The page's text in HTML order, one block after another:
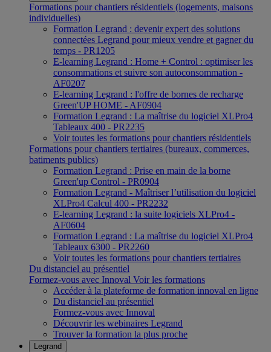
Formations pour chantiers résidentiels (logements, maisons
individuelles)
Formation Legrand : devenir expert des solutions
connectées Legrand pour mieux vendre et gagner du
temps - PR1205
E-learning Legrand : Home + Control : optimiser les
consommations et suivre son autoconsommation -
AF0207
E-learning Legrand : l'offre de bornes de recharge
Green'UP HOME - AF0904
Formation Legrand : La maîtrise du logiciel XLPro4
Tableaux 400 - PR2235
Voir toutes les formations pour chantiers résidentiels
Formations pour chantiers tertiaires (bureaux, commerces,
batiments publics)
Formation Legrand : Prise en main de la borne
Green'up Control - PR0904
Formation Legrand - Maîtriser l’utilisation du logiciel
XLPro4 Calcul 400 - PR2232
E-learning Legrand : la suite logiciels XLPro4 -
AF0604
Formation Legrand : La maîtrise du logiciel XLPro4
Tableaux 6300 - PR2260
Voir toutes les formations pour chantiers tertiaires
Du distanciel au présentiel
Formez-vous avec Innoval Voir les formations
Accéder à la plateforme de formation innoval en ligne
Du distanciel au présentiel
Formez-vous avec Innoval
Découvrir les webinaires Legrand
Trouver la formation la plus proche
Legrand